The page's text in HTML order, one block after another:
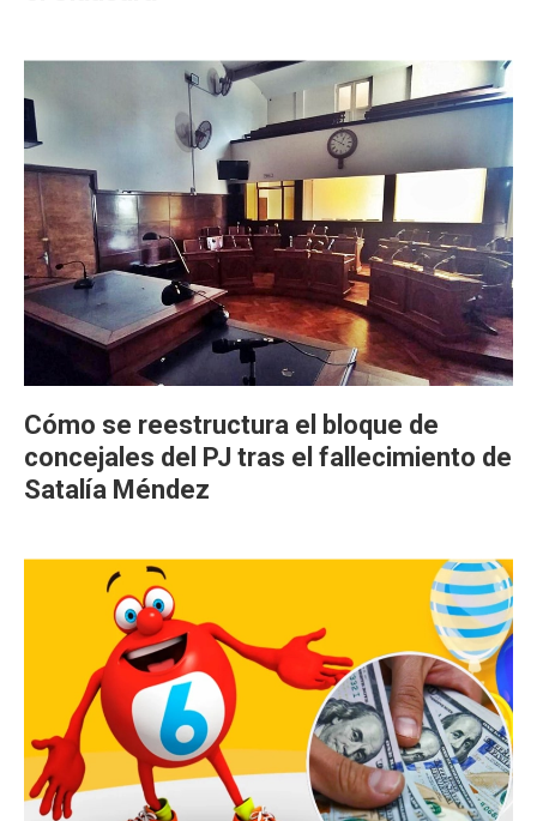
Cómo se reestructura el bloque de
concejales del PJ tras el fallecimiento de
Satalía Méndez